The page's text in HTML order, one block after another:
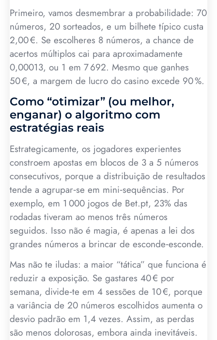
Primeiro, vamos desmembrar a probabilidade: 70
números, 20 sorteados, e um bilhete típico custa
2,00 €. Se escolheres 8 números, a chance de
acertos múltiplos cai para aproximadamente
0,00013, ou 1 em 7 692. Mesmo que ganhes
50 €, a margem de lucro do casino excede 90 %.
Como “otimizar” (ou melhor,
enganar) o algoritmo com
estratégias reais
Estrategicamente, os jogadores experientes
constroem apostas em blocos de 3 a 5 números
consecutivos, porque a distribuição de resultados
tende a agrupar‑se em mini‑sequências. Por
exemplo, em 1 000 jogos de Bet.pt, 23% das
rodadas tiveram ao menos três números
seguidos. Isso não é magia, é apenas a lei dos
grandes números a brincar de esconde‑esconde.
Mas não te iludas: a maior “tática” que funciona é
reduzir a exposição. Se gastares 40 € por
semana, divide‑te em 4 sessões de 10 €, porque
a variância de 20 números escolhidos aumenta o
desvio padrão em 1,4 vezes. Assim, as perdas
são menos dolorosas, embora ainda inevitáveis.